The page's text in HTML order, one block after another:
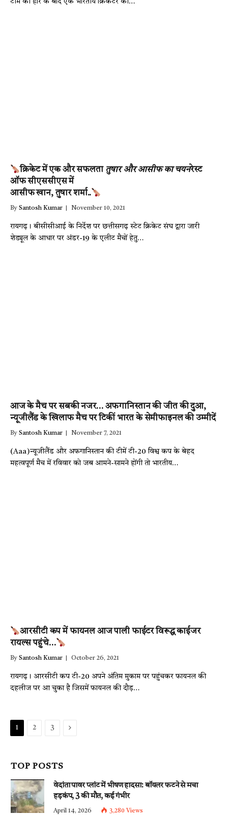
टीम की हार के बाद एक भारतीय क्रिकेटर की…
क्रिकेट में एक और सफलता तुषार और आसीफ का चयनरेस्ट
ऑफ सीएससीएस में
आसीफ खान, तुषार शर्मा..
By Santosh Kumar November 10, 2021
रायगढ़। बीसीसीआई के निर्देश पर छत्तीसगढ़ स्टेट क्रिकेट संघ द्वारा जारी
शेड्यूल के आधार पर अंडर-19 के एलीट मैचों हेतु…
आज के मैच पर सबकी नजर… अफगानिस्तान की जीत की दुआ,
न्यूजीलैंड के खिलाफ मैच पर टिकीं भारत के सेमीफाइनल की उम्मीदें
By Santosh Kumar November 7, 2021
(Aaa)न्यूजीलैंड और अफगानिस्तान की टीमें टी-20 विश्व कप के बेहद
महत्वपूर्ण मैच में रविवार को जब आमने-सामने होंगी तो भारतीय…
आरसीटी कप में फायनल आज पाली फाईटर विरूद्ध काईजर
रायल्स पहुंचे…
By Santosh Kumar October 26, 2021
रायगढ़। आरसीटी कप टी-20 अपने अंतिम मुकाम पर पहुंचकर फायनल की
दहलीज पर आ चुका है जिसमें फायनल की दौड़…
1 2 3 Next
TOP POSTS
वेदांता पावर प्लांट में भीषण हादसा: बॉयलर फटने से मचा
हड़कंप, 3 की मौत, कई गंभीर
April 14, 2026 3,280 Views